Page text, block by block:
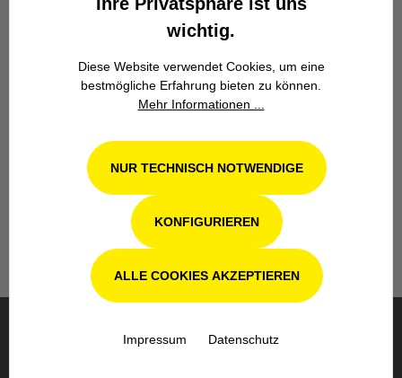
Werkstatt in Odenthal / Köln
Unsere Fachwerkstatt für Garten-, Forst-
und Landtechnik- Geräte in Odenthal bei
Köln steht Ihnen auch nach dem Kauf mit
Rat und Tat zur Seite.
BESTELLUNG & VERSAND
wichtig.
Diese Website verwendet Cookies, um eine
bestmögliche Erfahrung bieten zu können.
Mehr Informationen ...
NUR TECHNISCH NOTWENDIGE
KONFIGURIEREN
ALLE COOKIES AKZEPTIEREN
Impressum Datenschutz